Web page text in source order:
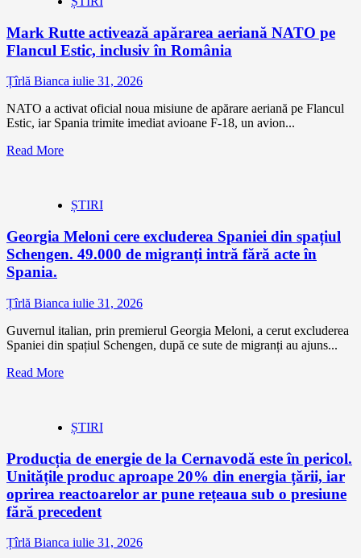
Mark Rutte activează apărarea aeriană NATO pe
Flancul Estic, inclusiv în România
Țîrlă Bianca iulie 31, 2026
NATO a activat oficial noua misiune de apărare aeriană pe Flancul
Estic, iar Spania trimite imediat avioane F-18, un avion...
Read More
ȘTIRI
Georgia Meloni cere excluderea Spaniei din spațiul
Schengen. 49.000 de migranți intră fără acte în
Spania.
Țîrlă Bianca iulie 31, 2026
Guvernul italian, prin premierul Georgia Meloni, a cerut excluderea
Spaniei din spațiul Schengen, după ce sute de migranți au ajuns...
Read More
ȘTIRI
Producția de energie de la Cernavodă este în pericol.
Unitățile produc aproape 20% din energia țării, iar
oprirea reactoarelor ar pune rețeaua sub o presiune
fără precedent
Țîrlă Bianca iulie 31, 2026